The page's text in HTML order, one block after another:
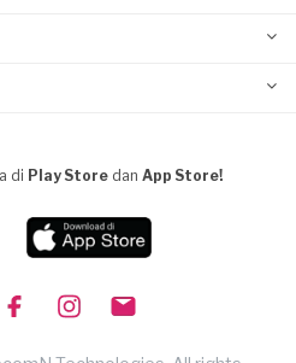
di Play Store dan App Store!